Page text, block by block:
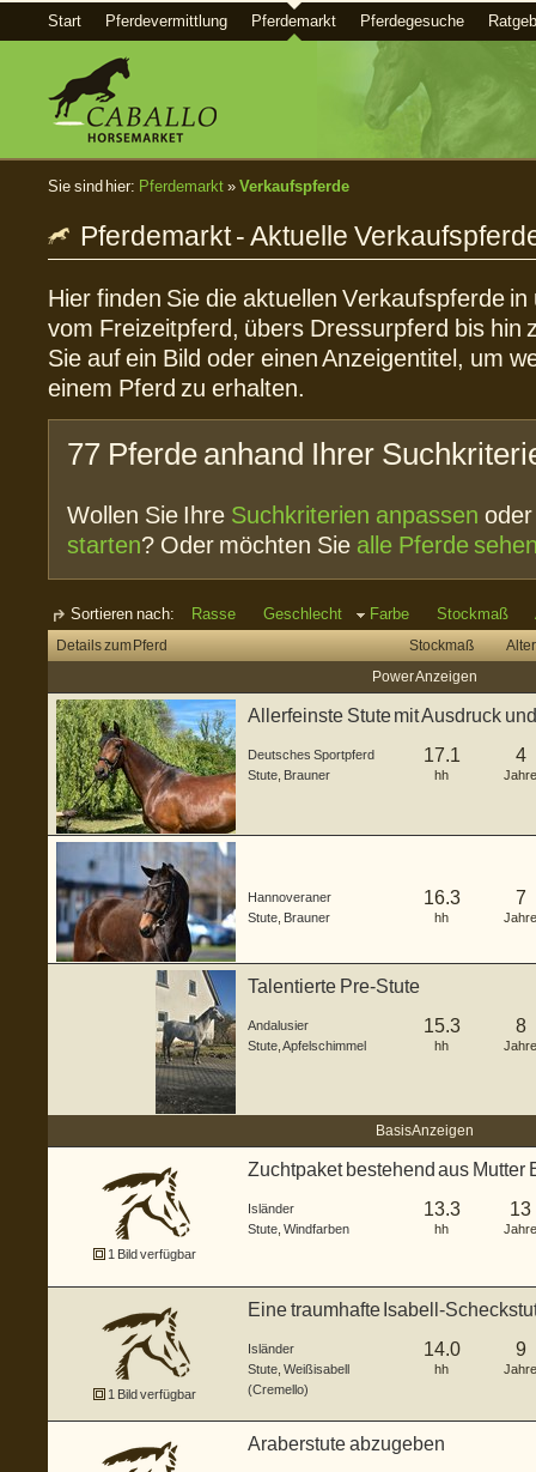
Start Pferdevermittlung Pferdemarkt Pferdegesuche
Sie sind hier: Pferdemarkt » Verkaufspferde
Pferdemarkt - Aktuelle
Hier finden Sie die aktuellen Verkaufspferde
vom Freizeitpferd, übers Dressurpferd bis hin
Sie auf ein Bild oder einen Anzeigentitel, um
einem Pferd zu erhalten.
77 Pferde anhand Ihrer
Wollen Sie Ihre Suchkriterien anpassen
starten? Oder möchten Sie alle Pferde
Sortieren nach: Rasse Geschlecht Farbe Stockmaß
Details zum Pferd Stockmaß
Alter
Power Anzeigen
Allerfeinste Stute mit Ausdruck
Deutsches Sportpferd
Stute Brauner
17.1
hh
4
Jahre
Hannoveraner
Stute Brauner
16.3
hh
7
Jahre
Talentierte Pre-Stute
Andalusier
Stute Apfelschimmel
15.3
hh
8
Jahre
Basis Anzeigen
1 Bild verfügbar
Zuchtpaket bestehend aus Mutter
Isländer
Stute Windfarben
13.3
hh
13
Jahre
1 Bild verfügbar
Eine traumhafte Isabell-
Isländer
Stute Weißisabell
(Cremello)
14.0
hh
9
Jahre
Araberstute abzugeben